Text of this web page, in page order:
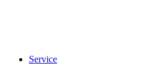
Service